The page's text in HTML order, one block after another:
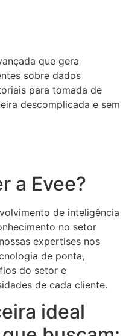
que gera
sobre dados
para tomada de
descomplicada e sem
a Evee?
de inteligência
no setor
expertises nos
de ponta,
do setor e
de cada cliente.
ideal